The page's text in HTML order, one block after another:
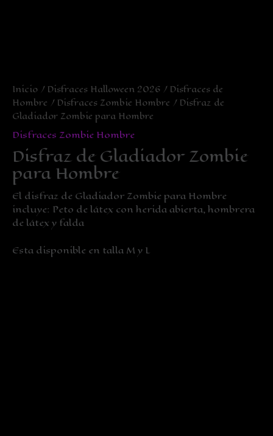
Inicio / Disfraces Halloween 2026 / Disfraces de
Hombre / Disfraces Zombie Hombre / Disfraz de
Gladiador Zombie para Hombre
Disfraces Zombie Hombre
Disfraz de Gladiador Zombie
para Hombre
El disfraz de Gladiador Zombie para Hombre
incluye: Peto de látex con herida abierta, hombrera
de látex y falda
Esta disponible en talla M y L